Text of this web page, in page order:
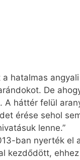
hatalmas
De
háttér felül
érése sehol
lenne.”
ban nyerték el
kezdődött,